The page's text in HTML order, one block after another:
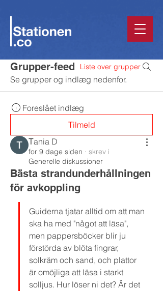
Grupper-feed Liste over grupper
Se grupper og indlæg nedenfor.
Foreslået indlæg
Tilmeld
Тania D
for 9 dage siden · skrev i
Generelle diskussioner
Bästa strandunderhållningen
för avkoppling
Guiderna tjatar alltid om att man
ska ha med "något att läsa",
men pappersböcker blir ju
förstörda av blöta fingrar,
solkräm och sand, och plattor
är omöjliga att läsa i starkt
solljus. Hur löser ni det? Är det